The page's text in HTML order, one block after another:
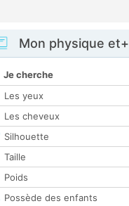
Mon physique et+
Je cherche
Les yeux
Les cheveux
Silhouette
Taille
Poids
Possède des enfants